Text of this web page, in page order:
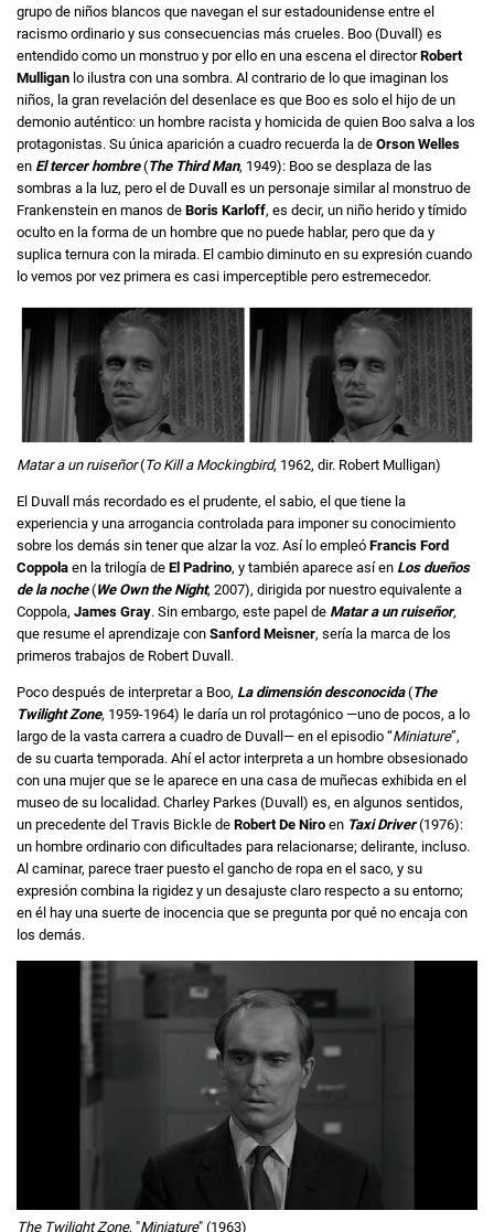
grupo de niños blancos que navegan el sur estadounidense entre el
racismo ordinario y sus consecuencias más crueles. Boo (Duvall) es
entendido como un monstruo y por ello en una escena el directorRobert
Mulligan lo ilustra con una sombra. Al contrario de lo que imaginan los
niños, la gran revelación del desenlace es que Boo es solo el hijo de un
demonio auténtico: un hombre racista y homicida de quien Boo salva a los
protagonistas. Su única aparición a cuadro recuerda la de Orson Welles
en El tercer hombre(The Third Man, 1949): Boo se desplaza de las
sombras a la luz, pero el de Duvall es un personaje similar al monstruo de
Frankenstein en manos de Boris Karloff, es decir, un niño herido y tímido
oculto en la forma de un hombre que no puede hablar, pero que da y
suplica ternura con la mirada. El cambio diminuto en su expresión cuando
lo vemos por vez primera es casi imperceptible pero estremecedor.
Matar a un ruiseñor(To Kill a Mockingbird, 1962, dir. Robert Mulligan)
El Duvall más recordado es el prudente, el sabio, el que tiene la
experiencia y una arrogancia controlada para imponer su conocimiento
sobre los demás sin tener que alzar la voz. Así lo empleó Francis Ford
Coppola en la trilogía de El Padrino, y también aparece así en Los dueños
de la noche(We Own the Night, 2007), dirigida por nuestro equivalente a
Coppola, James Gray. Sin embargo, este papel de Matar a un ruiseñor,
que resume el aprendizaje con Sanford Meisner, sería la marca de los
primeros trabajos de Robert Duvall.
Poco después de interpretar a Boo, La dimensión desconocida(The
Twilight Zone, 1959-1964) le daría un rol protagónico —uno de pocos, a lo
largo de la vasta carrera a cuadro de Duvall— en el episodio “Miniature”,
de su cuarta temporada. Ahí el actor interpreta a un hombre obsesionado
con una mujer que se le aparece en una casa de muñecas exhibida en el
museo de su localidad. Charley Parkes (Duvall) es, en algunos sentidos,
un precedente del Travis Bickle de Robert De Niro en Taxi Driver(1976):
un hombre ordinario con dificultades para relacionarse; delirante, incluso.
Al caminar, parece traer puesto el gancho de ropa en el saco, y su
expresión combina la rigidez y un desajuste claro respecto a su entorno;
en él hay una suerte de inocencia que se pregunta por qué no encaja con
los demás.
The Twilight Zone, "Miniature" (1963)